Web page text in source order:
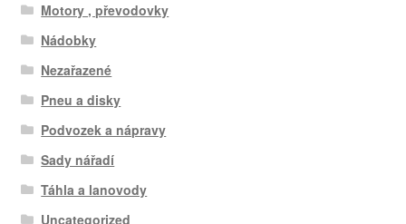
Motory , převodovky
Nádobky
Nezařazené
Pneu a disky
Podvozek a nápravy
Sady nářadí
Táhla a lanovody
Uncategorized